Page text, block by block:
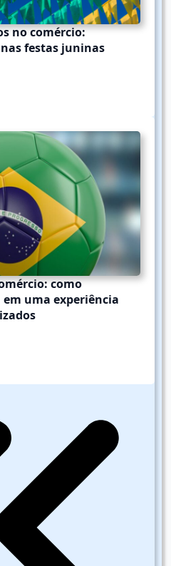
no comércio:
festas juninas
como
uma experiência